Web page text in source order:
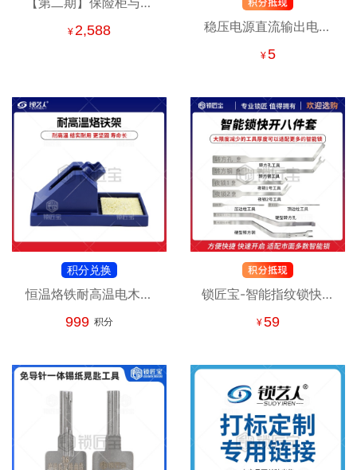
式密码锁网络培训课程
报名 含保险柜、盒式密
¥2,588
稳压电源直流输出电源
线-香蕉头转DC插头
¥5
积分兑换
恒温烙铁耐高温电木烙
999 积分
锁匠宝-智能指纹锁快开
¥59